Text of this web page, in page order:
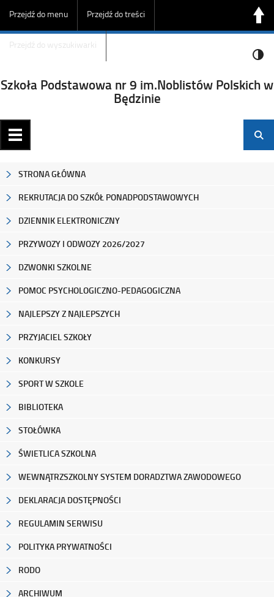
Przejdź do menu Przejdź do treści
Przejdź do wyszukiwarki
Szkoła Podstawowa nr 9 im.Noblistów Polskich w
Będzinie
STRONA GŁÓWNA
REKRUTACJA DO SZKÓŁ PONADPODSTAWOWYCH
DZIENNIK ELEKTRONICZNY
PRZYWOZY I ODWOZY 2026/2027
DZWONKI SZKOLNE
POMOC PSYCHOLOGICZNO-PEDAGOGICZNA
NAJLEPSZY Z NAJLEPSZYCH
PRZYJACIEL SZKOŁY
KONKURSY
SPORT W SZKOLE
BIBLIOTEKA
STOŁÓWKA
ŚWIETLICA SZKOLNA
WEWNĄTRZSZKOLNY SYSTEM DORADZTWA ZAWODOWEGO
DEKLARACJA DOSTĘPNOŚCI
REGULAMIN SERWISU
POLITYKA PRYWATNOŚCI
RODO
ARCHIWUM